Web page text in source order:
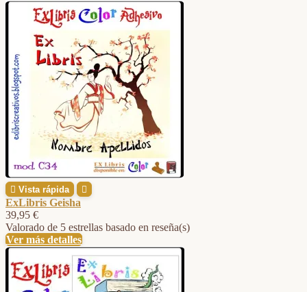
 Vista rápida 
ExLibris Geisha
39,95 €
Valorado de 5 estrellas basado en reseña(s)
Ver más detalles